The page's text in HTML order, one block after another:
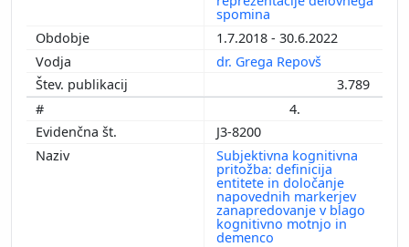
spomina
1.7.2018 - 30.6.2022
dr. Grega Repovš
3.789
4.
J3-8200
Subjektivna kognitivna
pritožba: definicija
entitete in določanje
napovednih markerjev
zanapredovanje v blago
kognitivno motnjo in
demenco